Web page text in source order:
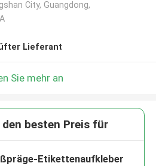
City, Guangdong,
Lieferant
Sie mehr an
besten Preis für
Etikettenaufkleber